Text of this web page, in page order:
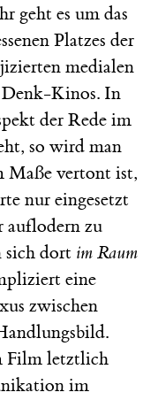
geht es um das
Platzes der
medialen
Denk-Kinos. In
der Rede im
so wird man
Maße vertont ist,
nur eingesetzt
auflodern zu
sich dort im Raum
eine
zwischen
Film letztlich
im